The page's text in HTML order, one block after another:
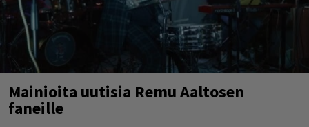
Mainioita uutisia Remu Aaltosen
faneille